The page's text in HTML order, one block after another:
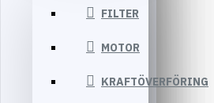
FILTER
MOTOR
KRAFTÖVERFÖRING